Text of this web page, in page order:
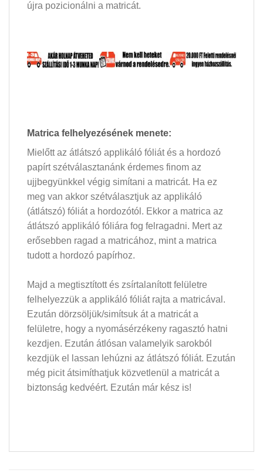
újra pozicionálni a matricát.
Matrica felhelyezésének menete:
Mielőtt az átlátszó applikáló fóliát és a hordozó
papírt szétválasztanánk érdemes finom az
ujjbegyünkkel végig simítani a matricát. Ha ez
meg van akkor szétválasztjuk az applikáló
(átlátszó) fóliát a hordozótól. Ekkor a matrica az
átlátszó applikáló fóliára fog felragadni. Mert az
erősebben ragad a matricához, mint a matrica
tudott a hordozó papírhoz.
Majd a megtisztított és zsírtalanított felületre
felhelyezzük a applikáló fóliát rajta a matricával.
Ezután dörzsöljük/simítsuk át a matricát a
felületre, hogy a nyomásérzékeny ragasztó hatni
kezdjen. Ezután átlósan valamelyik sarokból
kezdjük el lassan lehúzni az átlátszó fóliát. Ezután
még picit átsimíthatjuk közvetlenül a matricát a
biztonság kedvéért. Ezután már kész is!